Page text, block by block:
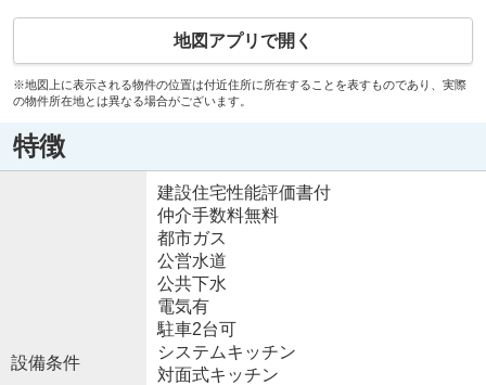
地図アプリで開く
※地図上に表示される物件の位置は付近住所に所在することを表すものであり、実際
の物件所在地とは異なる場合がございます。
特徴
設備条件
建設住宅性能評価書付
仲介手数料無料
都市ガス
公営水道
公共下水
電気有
駐車2台可
システムキッチン
対面式キッチン